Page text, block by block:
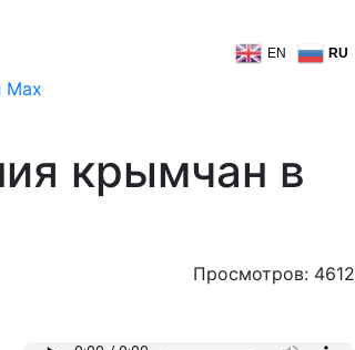
EN RU
крымчан в
Просмотров: 4612